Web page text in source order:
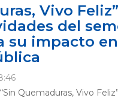
Vivo Feliz”
del
su impacto
Quemaduras, Vivo